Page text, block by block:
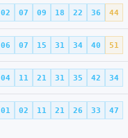
02 07 09 18 22 36 44
06 07 15 31 34 40 51
04 11 21 31 35 42 34
01 02 11 21 26 33 47